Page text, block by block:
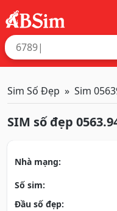
Sim Số Đẹp Sim
SIM số đẹp
Nhà mạng:
Số sim:
Đầu số đẹp: